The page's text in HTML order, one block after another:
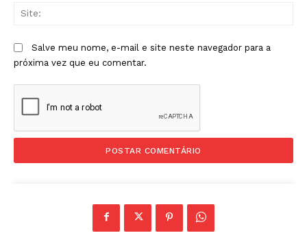
Salve meu nome, e-mail e site neste navegador para a
próxima vez que eu comentar.